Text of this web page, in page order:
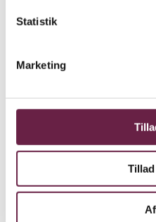
Statistik
Marketing